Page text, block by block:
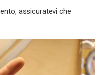
assicuratevi che